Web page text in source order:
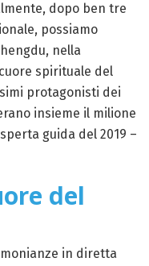
dopo ben tre
possiamo
nella
spirituale del
protagonisti dei
insieme il milione
guida del 2019 –
del
in diretta